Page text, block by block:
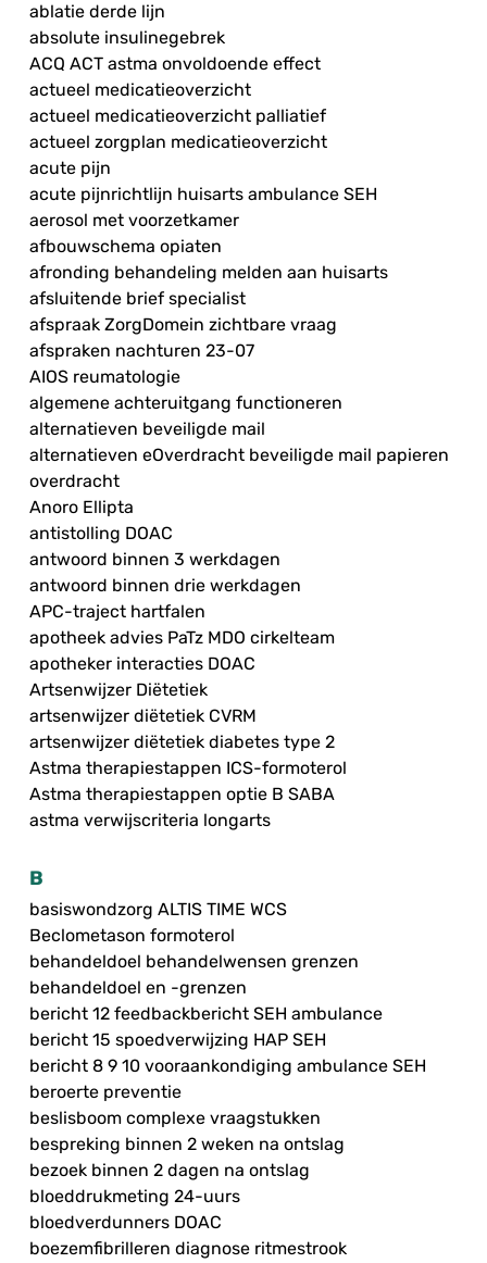
ablatie derde lijn
absolute insulinegebrek
ACQ ACT astma onvoldoende effect
actueel medicatieoverzicht
actueel medicatieoverzicht palliatief
actueel zorgplan medicatieoverzicht
acute pijn
acute pijnrichtlijn huisarts ambulance SEH
aerosol met voorzetkamer
afbouwschema opiaten
afronding behandeling melden aan huisarts
afsluitende brief specialist
afspraak ZorgDomein zichtbare vraag
afspraken nachturen 23-07
AIOS reumatologie
algemene achteruitgang functioneren
alternatieven beveiligde mail
alternatieven eOverdracht beveiligde mail papieren
overdracht
Anoro Ellipta
antistolling DOAC
antwoord binnen 3 werkdagen
antwoord binnen drie werkdagen
APC-traject hartfalen
apotheek advies PaTz MDO cirkelteam
apotheker interacties DOAC
Artsenwijzer Diëtetiek
artsenwijzer diëtetiek CVRM
artsenwijzer diëtetiek diabetes type 2
Astma therapiestappen ICS-formoterol
Astma therapiestappen optie B SABA
astma verwijscriteria longarts
B
basiswondzorg ALTIS TIME WCS
Beclometason formoterol
behandeldoel behandelwensen grenzen
behandeldoel en -grenzen
bericht 12 feedbackbericht SEH ambulance
bericht 15 spoedverwijzing HAP SEH
bericht 8 9 10 vooraankondiging ambulance SEH
beroerte preventie
beslisboom complexe vraagstukken
bespreking binnen 2 weken na ontslag
bezoek binnen 2 dagen na ontslag
bloeddrukmeting 24-uurs
bloedverdunners DOAC
boezemfibrilleren diagnose ritmestrook